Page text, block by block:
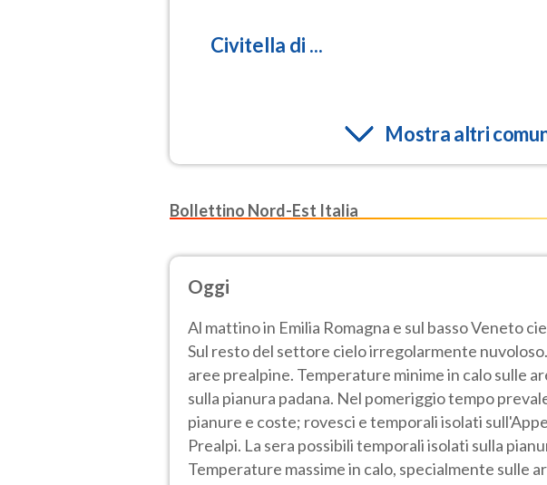
Civitella di ...
Mostra altri
Bollettino Nord-Est Italia
Oggi
Al mattino in Emilia Romagna e sul basso Veneto
Sul resto del settore cielo irregolarmente
aree prealpine. Temperature minime in calo sulle
sulla pianura padana. Nel pomeriggio tempo
pianure e coste; rovesci e temporali isolati
Prealpi. La sera possibili temporali isolati sulla
Temperature massime in calo, specialmente sulle